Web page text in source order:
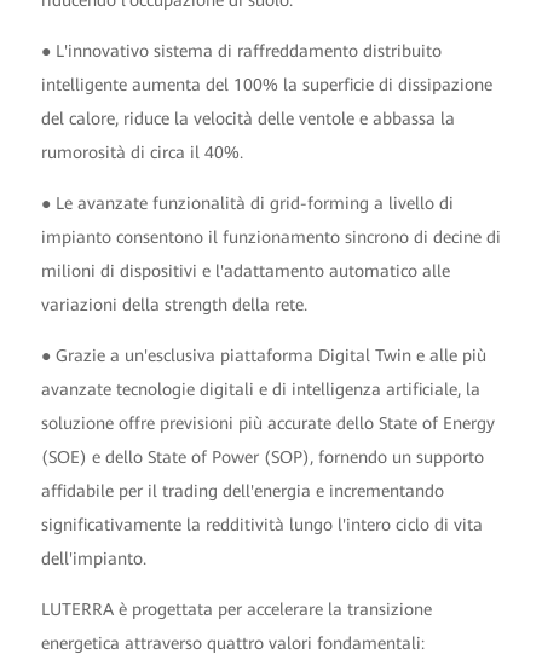
● L'innovativo sistema di raffreddamento distribuito
intelligente aumenta del 100% la superficie di dissipazione
del calore, riduce la velocità delle ventole e abbassa la
rumorosità di circa il 40%.
● Le avanzate funzionalità di grid-forming a livello di
impianto consentono il funzionamento sincrono di decine di
milioni di dispositivi e l'adattamento automatico alle
variazioni della strength della rete.
● Grazie a un'esclusiva piattaforma Digital Twin e alle più
avanzate tecnologie digitali e di intelligenza artificiale, la
soluzione offre previsioni più accurate dello State of Energy
(SOE) e dello State of Power (SOP), fornendo un supporto
affidabile per il trading dell'energia e incrementando
significativamente la redditività lungo l'intero ciclo di vita
dell'impianto.
LUTERRA è progettata per accelerare la transizione
energetica attraverso quattro valori fondamentali: